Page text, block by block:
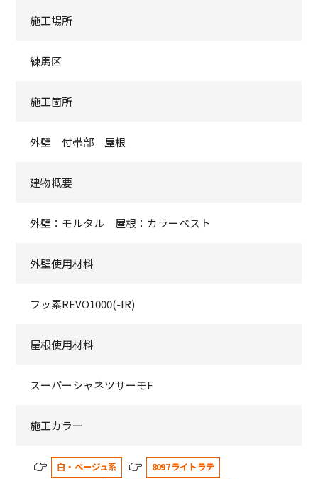
施工場所
練馬区
施工箇所
外壁 付帯部 屋根
建物概要
外壁：モルタル 屋根：カラーベスト
外壁使用材料
フッ素REVO1000(-IR)
屋根使用材料
スーパーシャネツサーモF
施工カラー
白・ベージュ系
8097 ライトラテ